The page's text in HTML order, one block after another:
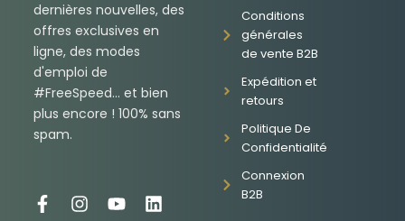
dernières nouvelles, des
offres exclusives en
ligne, des modes
d'emploi de
#FreeSpeed... et bien
plus encore ! 100% sans
spam.
F
I
Y
L
Conditions
générales
de vente B2B
Expédition et
retours
Politique De
Confidentialité
Connexion
B2B